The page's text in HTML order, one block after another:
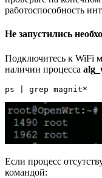
работоспособность
Не запустились
Подключитесь к WiFi
наличии процесса
ps | grep magnit*
Если процесс
командой: